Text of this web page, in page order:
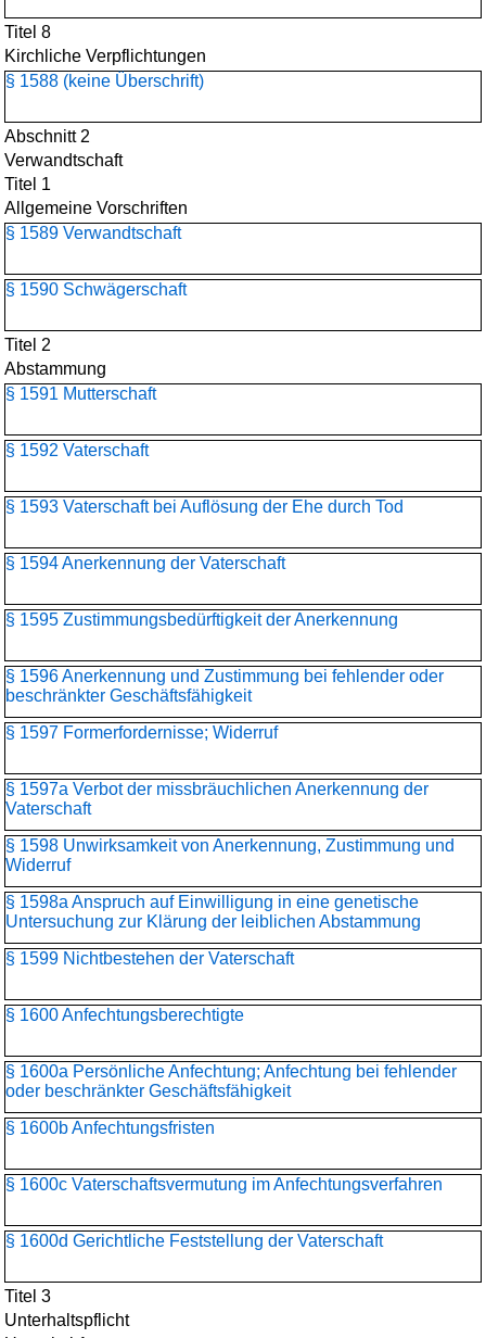
Titel 8
Kirchliche Verpflichtungen
§ 1588 (keine Überschrift)
Abschnitt 2
Verwandtschaft
Titel 1
Allgemeine Vorschriften
§ 1589 Verwandtschaft
§ 1590 Schwägerschaft
Titel 2
Abstammung
§ 1591 Mutterschaft
§ 1592 Vaterschaft
§ 1593 Vaterschaft bei Auflösung der Ehe durch Tod
§ 1594 Anerkennung der Vaterschaft
§ 1595 Zustimmungsbedürftigkeit der Anerkennung
§ 1596 Anerkennung und Zustimmung bei fehlender oder
beschränkter Geschäftsfähigkeit
§ 1597 Formerfordernisse; Widerruf
§ 1597a Verbot der missbräuchlichen Anerkennung der
Vaterschaft
§ 1598 Unwirksamkeit von Anerkennung, Zustimmung und
Widerruf
§ 1598a Anspruch auf Einwilligung in eine genetische
Untersuchung zur Klärung der leiblichen Abstammung
§ 1599 Nichtbestehen der Vaterschaft
§ 1600 Anfechtungsberechtigte
§ 1600a Persönliche Anfechtung; Anfechtung bei fehlender
oder beschränkter Geschäftsfähigkeit
§ 1600b Anfechtungsfristen
§ 1600c Vaterschaftsvermutung im Anfechtungsverfahren
§ 1600d Gerichtliche Feststellung der Vaterschaft
Titel 3
Unterhaltspflicht